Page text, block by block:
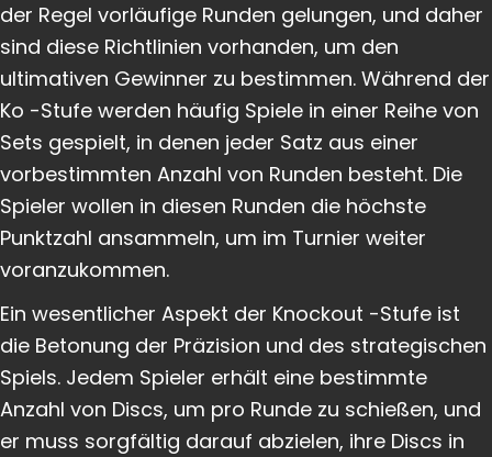
der Regel vorläufige Runden gelungen, und daher
sind diese Richtlinien vorhanden, um den
ultimativen Gewinner zu bestimmen. Während der
Ko -Stufe werden häufig Spiele in einer Reihe von
Sets gespielt, in denen jeder Satz aus einer
vorbestimmten Anzahl von Runden besteht. Die
Spieler wollen in diesen Runden die höchste
Punktzahl ansammeln, um im Turnier weiter
voranzukommen.
Ein wesentlicher Aspekt der Knockout -Stufe ist
die Betonung der Präzision und des strategischen
Spiels. Jedem Spieler erhält eine bestimmte
Anzahl von Discs, um pro Runde zu schießen, und
er muss sorgfältig darauf abzielen, ihre Discs in